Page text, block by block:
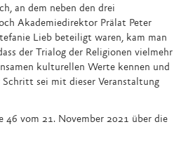
an dem neben den drei
Akademiedirektor Prälat Peter
Lieb beteiligt waren, kam man
der Trialog der Religionen vielmehr
kulturellen Werte kennen und
sei mit dieser Veranstaltung
46 vom 21. November 2021 über die